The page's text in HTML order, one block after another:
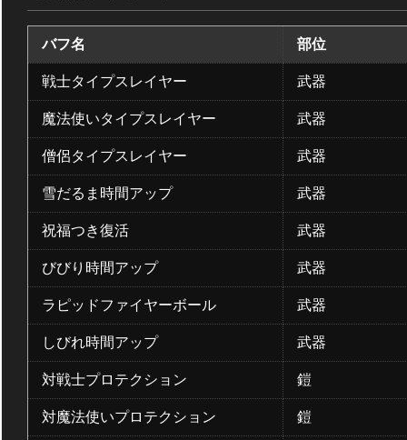
バフ名 部位
戦士タイプスレイヤー 武器
魔法使いタイプスレイヤー 武器
僧侶タイプスレイヤー 武器
雪だるま時間アップ 武器
祝福つき復活 武器
びびり時間アップ 武器
ラピッドファイヤーボール 武器
しびれ時間アップ 武器
対戦士プロテクション 鎧
対魔法使いプロテクション 鎧